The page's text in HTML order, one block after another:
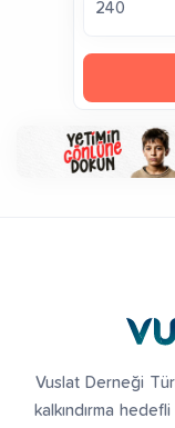
Vuslat Derneği
kalkındırma